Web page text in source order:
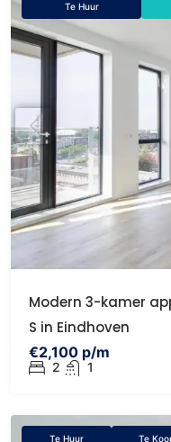
Te Huur
Modern 3-kamer
S in Eindhoven
€2,100 p/m
2 1
Te Huur Te